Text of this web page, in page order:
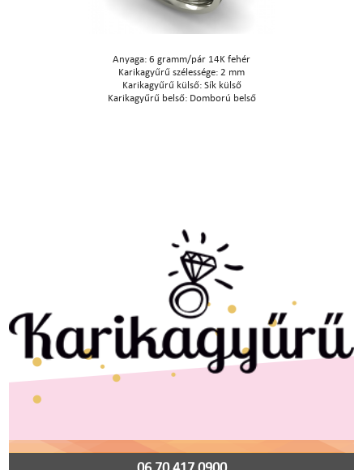
Anyaga: 6 gramm/pár 14K fehér
Karikagyűrű szélessége: 2 mm
Karikagyűrű külső: Sík külső
Karikagyűrű belső: Domború belső